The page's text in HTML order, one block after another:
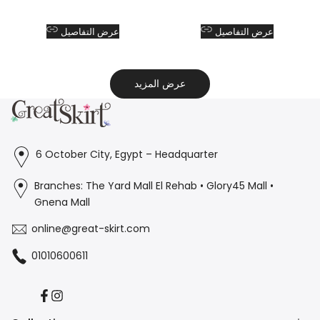
عرض التفاصيل عرض التفاصيل
عرض المزيد
6 October City, Egypt – Headquarter
Branches: The Yard Mall El Rehab • Glory45 Mall •
Gnena Mall
online@great-skirt.com
01010600611
Facebook
Instagram